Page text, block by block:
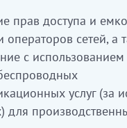
қатар:
мен
тораптар
қуаттылықтарды
прав доступа и
операторов сетей, а
с использованием
услуг (за
для